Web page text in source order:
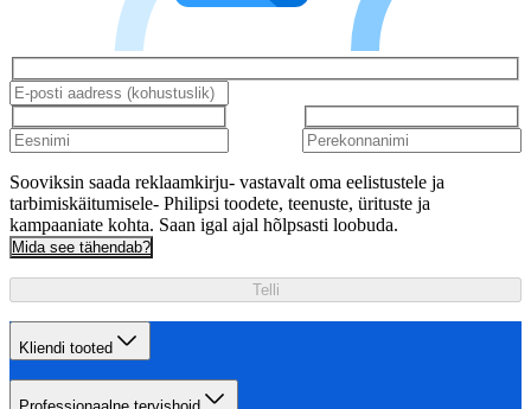
Sooviksin saada reklaamkirju- vastavalt oma eelistustele ja
tarbimiskäitumisele- Philipsi toodete, teenuste, ürituste ja
kampaaniate kohta. Saan igal ajal hõlpsasti loobuda.
Mida see tähendab?
Telli
Kliendi tooted